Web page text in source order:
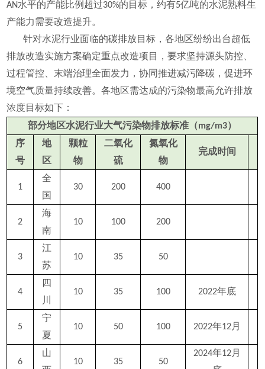
AN水平的产能比例超过30%的目标，约有5亿吨的水泥熟料生
产能力需要改造提升。
针对水泥行业面临的碳排放目标，各地区纷纷出台超低
排放改造实施方案确定重点改造项目，要求坚持源头防控、
过程管控、末端治理全面发力，协同推进减污降碳，促进环
境空气质量持续改善。各地区需达成的污染物最高允许排放
浓度目标如下：
部分地区水泥行业大气污染物排放标准（mg/m3）
序
号
地
区
颗粒
物
二氧化
硫
氮氧化
物
完成时间
1
全
国
30 200 400
2
海
南
10 100 200
3
江
苏
10 35 50
4
四
川
10 35 100 2022年底
5
宁
夏
10 50 100 2022年12月
6
山
10 35 50
2024年12月